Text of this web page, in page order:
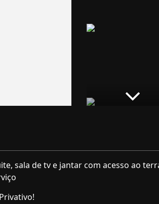
sala de tv e jantar com acesso ao